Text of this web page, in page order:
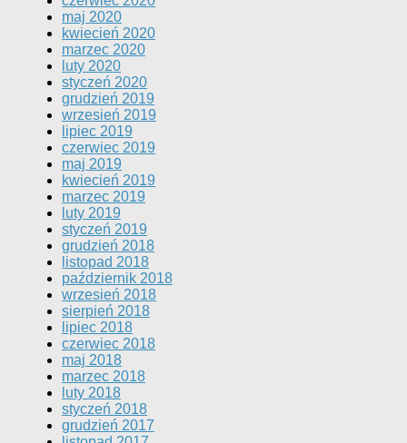
maj 2020
kwiecień 2020
marzec 2020
luty 2020
styczeń 2020
grudzień 2019
wrzesień 2019
lipiec 2019
czerwiec 2019
maj 2019
kwiecień 2019
marzec 2019
luty 2019
styczeń 2019
grudzień 2018
listopad 2018
październik 2018
wrzesień 2018
sierpień 2018
lipiec 2018
czerwiec 2018
maj 2018
marzec 2018
luty 2018
styczeń 2018
grudzień 2017